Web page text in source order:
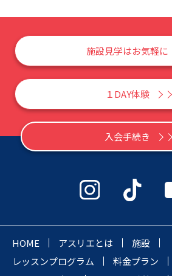
施設見学はお気軽に
１DAY体験
入会手続き
HOME アスリエとは
施設
レッスンプログラム
料金プラン